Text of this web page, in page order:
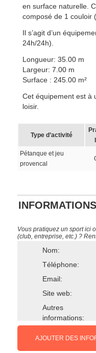
en surface naturelle.
composé de 1 couloir
Il s’agit d’un
24h/24h).
Longueur: 35.00 m
Largeur: 7.00 m
Surface : 245.00 m²
Cet équipement est à
loisir.
Type d’activité
Pétanque et jeu
provencal
INFORMATIONS
Vous pratiquez un sport ici
(club, entreprise, etc.) ?
Nom:
Téléphone:
Email:
Site web:
Autres
informations:
AJOUTER DES